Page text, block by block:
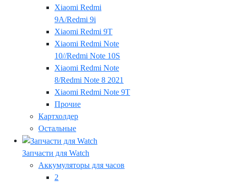
Xiaomi Redmi
9A/Redmi 9i
Xiaomi Redmi 9T
Xiaomi Redmi Note
10//Redmi Note 10S
Xiaomi Redmi Note
8/Redmi Note 8 2021
Xiaomi Redmi Note 9T
Прочие
Картхолдер
Остальные
Запчасти для Watch
Аккумуляторы для часов
2